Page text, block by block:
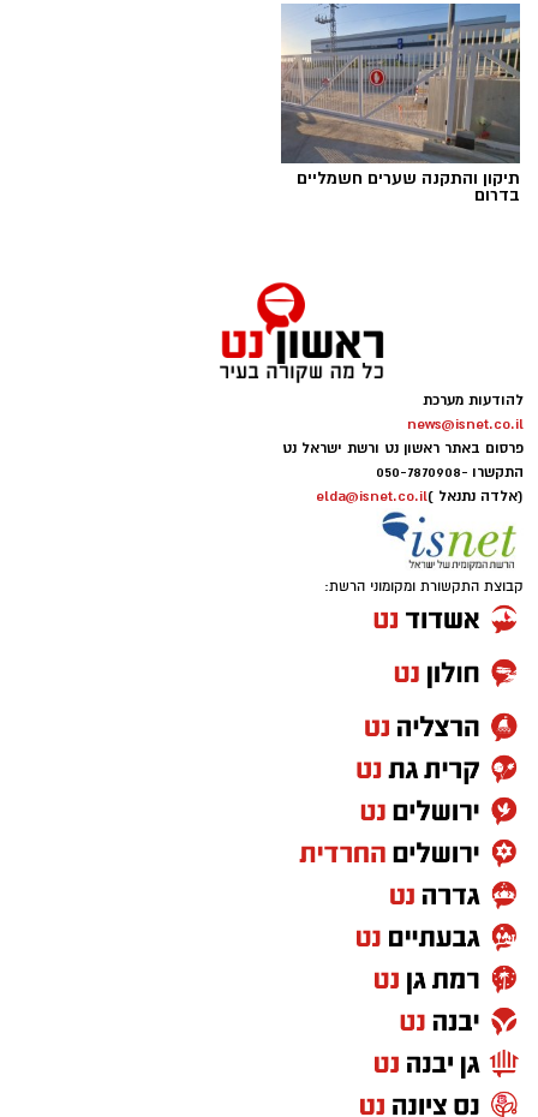
תגים:טד
יש לכם מידע חשוב שטרם נחשף? צילומים מאירוע
חדשותי? מצאתם טעות בכתבה? נשמח שתשתפו
אותנו
תיקון והתקנה שערים חשמליים
בדרום
להודעות מערכת
news@isnet.co.il
פרסום באתר ראשון נט ורשת ישראל נט
התקשרו -050-7870908
(אלדה נתנאל )elda@isnet.co.il
קבוצת התקשורת ומקומוני הרשת: